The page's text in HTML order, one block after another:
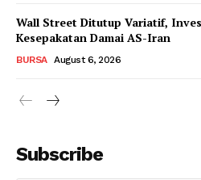
Wall Street Ditutup Variatif,
Kesepakatan Damai AS-Iran
BURSA August 6, 2026
Subscribe